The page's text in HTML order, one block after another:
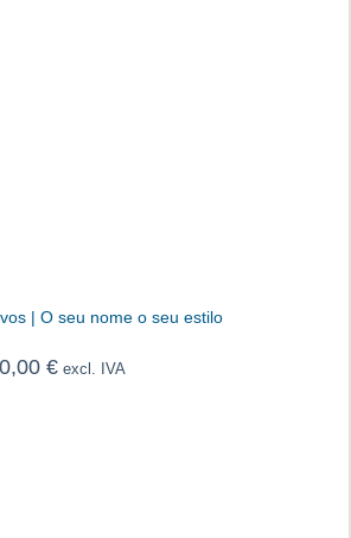
| O seu nome o seu estilo
€excl. IVA